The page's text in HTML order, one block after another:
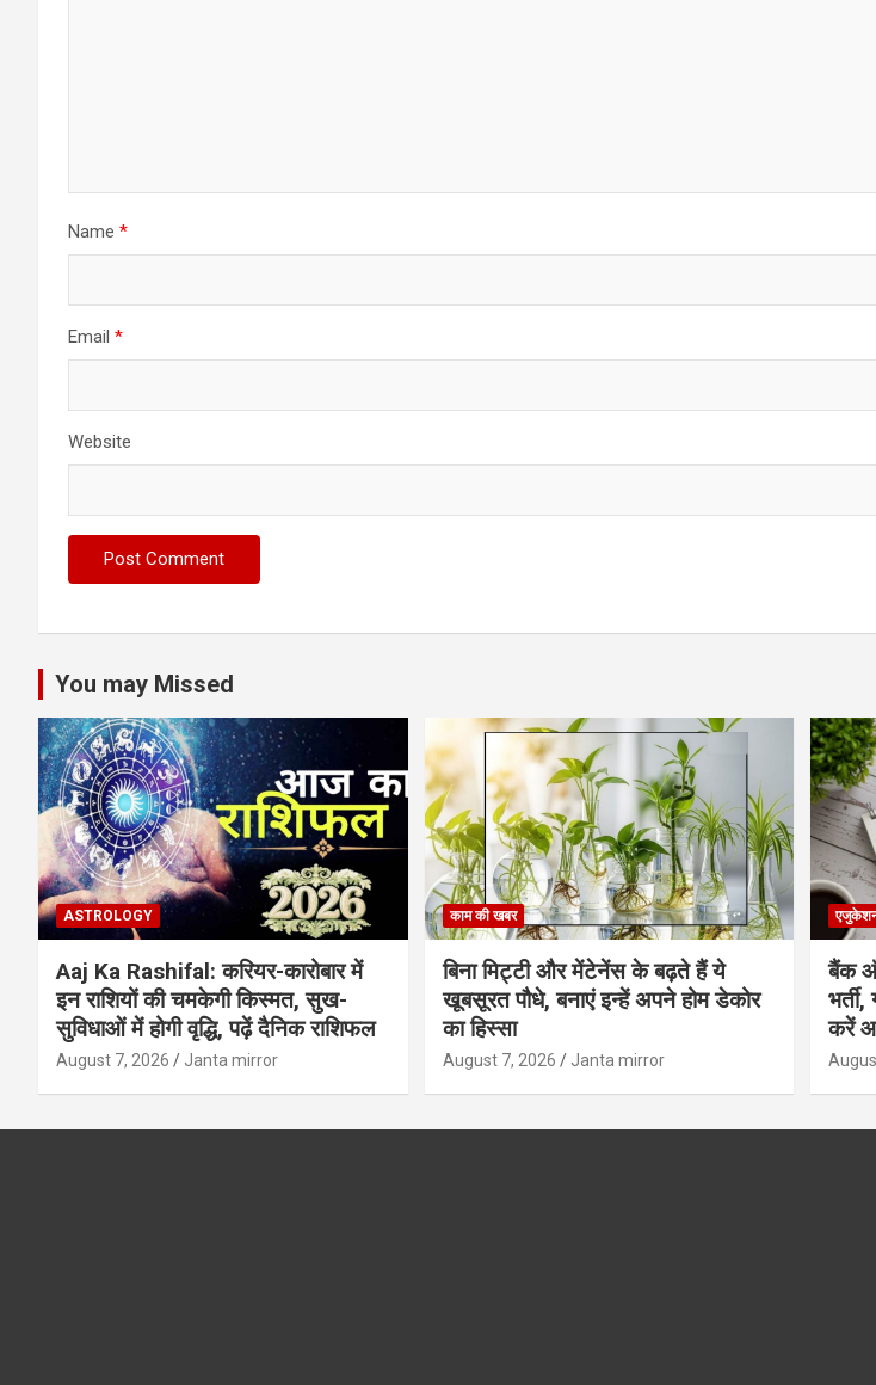
Name *
Email *
Website
You may Missed
ASTROLOGY
Aaj Ka Rashifal: करियर-कारोबार में
इन राशियों की चमकेगी किस्मत, सुख-
सुविधाओं में होगी वृद्धि, पढ़ें दैनिक राशिफल
August 7, 2026 Janta mirror
काम की खबर
बिना मिट्टी और मेंटेनेंस के बढ़ते हैं ये
खूबसूरत पौधे, बनाएं इन्‍हें अपने होम डेकोर
का हिस्‍सा
August 7, 2026 Janta mirror
बैंक
करें